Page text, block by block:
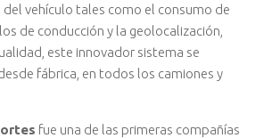
vehículo tales como el consumo de
de conducción y la geolocalización,
este innovador sistema se
fábrica, en todos los camiones y
fue una de las primeras compañías